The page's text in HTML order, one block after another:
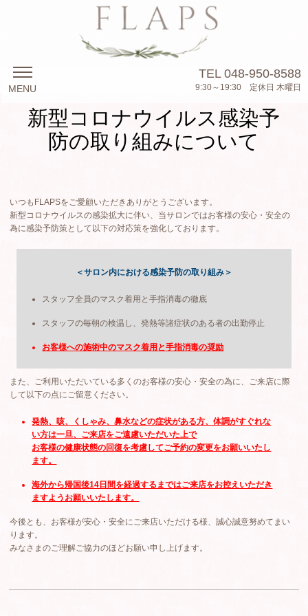
MENU
TEL 048-950-8588
9:30～19:30 定休日 木曜日
新型コロナウイルス感染予
防の取り組みについて
いつもFLAPSをご愛顧いただきありがとうございます。
新型コロナウイルスの感染拡大に伴い、当サロンではお客様の安心・安全の
為に感染予防策として以下の対応策を強化しております。
＜サロン内における感染予防の取り組み＞
スタッフ全員のマスク着用と手指消毒の徹底
スタッフの毎朝の検温し、発熱等諸症状のある者の出勤停止
お客様への施術中のマスク着用と手指消毒の奨励
また、ご利用いただいている多くのお客様の安心・安全の為に、ご来店に際
して以下の点にご留意ください。
発熱、咳、くしゃみ、鼻水などの症状がある方、体調がすぐれな
い方は一旦、ご来店をご遠慮いただいた上で
お客様の健康状態の回復を考慮してご予約の変更をお願いいたし
ます。
海外から帰国後14日間を経過するまではご来店をお控えいただき
ますようお願いいたします。
今後とも、お客様が安心・安全にご来店いただける様、誠心誠意努めてまい
ります。
みなさまのご理解ご協力のほどお願い申し上げます。